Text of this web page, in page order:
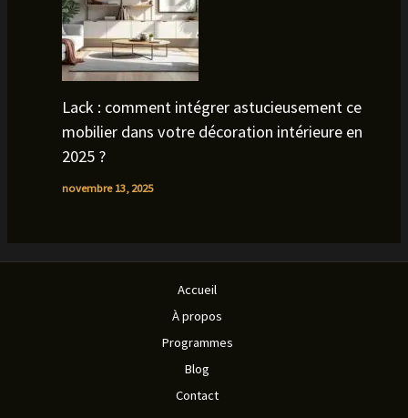
Lack : comment intégrer astucieusement ce
mobilier dans votre décoration intérieure en
2025 ?
novembre 13, 2025
Accueil
À propos
Programmes
Blog
Contact